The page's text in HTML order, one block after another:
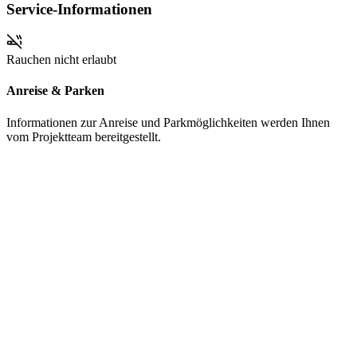
Service-Informationen
Rauchen nicht erlaubt
Anreise & Parken
Informationen zur Anreise und Parkmöglichkeiten werden Ihnen
vom Projektteam bereitgestellt.